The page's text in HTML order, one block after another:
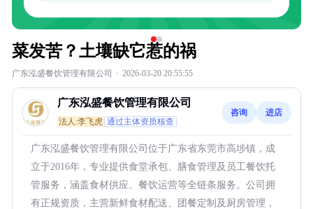
菜发苦？土壤缺它惹的祸
广东泓盛餐饮管理有限公司 · 2026-03-20 20:55:55
广东泓盛餐饮管理有限公司
法人:李飞虎 通过主体资质核查
咨询 进店
广东泓盛餐饮管理有限公司位于广东省东莞市高埗镇，成
立于2016年，专业提供食堂承包、膳食管理及员工餐饮托
管服务，涵盖食材供应、餐饮运营等全链条服务。公司拥
有正规资质，主营新鲜食材配送、团餐定制及厨房管理，